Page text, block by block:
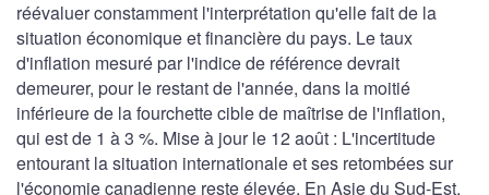
réévaluer constamment l'interprétation qu'elle fait de la
situation économique et financière du pays. Le taux
d'inflation mesuré par l'indice de référence devrait
demeurer, pour le restant de l'année, dans la moitié
inférieure de la fourchette cible de maîtrise de l'inflation,
qui est de 1 à 3 %. Mise à jour le 12 août : L'incertitude
entourant la situation internationale et ses retombées sur
l'économie canadienne reste élevée. En Asie du Sud-Est,